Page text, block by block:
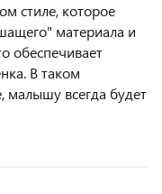
стиле, которое
материала и
обеспечивает
В таком
малышу всегда будет